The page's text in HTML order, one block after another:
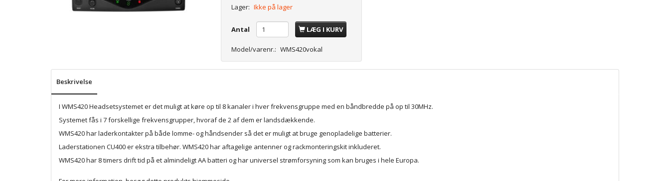
Lager: Ikke på lager
Antal LÆG I KURV
Model/varenr.: WMS420vokal
Beskrivelse
I WMS420 Headsetsystemet er det muligt at køre op til 8 kanaler i hver frekvensgruppe med en båndbredde på op til 30MHz.
Systemet fås i 7 forskellige frekvensgrupper, hvoraf de 2 af dem er landsdækkende.
WMS420 har laderkontakter på både lomme- og håndsender så det er muligt at bruge genopladelige batterier.
Laderstationen CU400 er ekstra tilbehør. WMS420 har aftagelige antenner og rackmonteringskit inkluderet.
WMS420 har 8 timers drift tid på et almindeligt AA batteri og har universel strømforsyning som kan bruges i hele Europa.